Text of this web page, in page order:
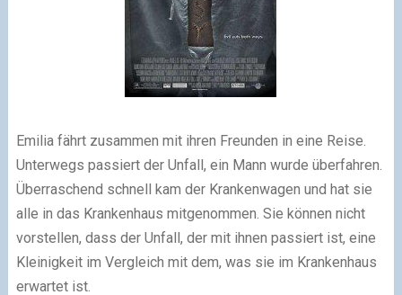
Emilia fährt zusammen mit ihren Freunden in eine Reise.
Unterwegs passiert der Unfall, ein Mann wurde überfahren.
Überraschend schnell kam der Krankenwagen und hat sie
alle in das Krankenhaus mitgenommen. Sie können nicht
vorstellen, dass der Unfall, der mit ihnen passiert ist, eine
Kleinigkeit im Vergleich mit dem, was sie im Krankenhaus
erwartet ist.